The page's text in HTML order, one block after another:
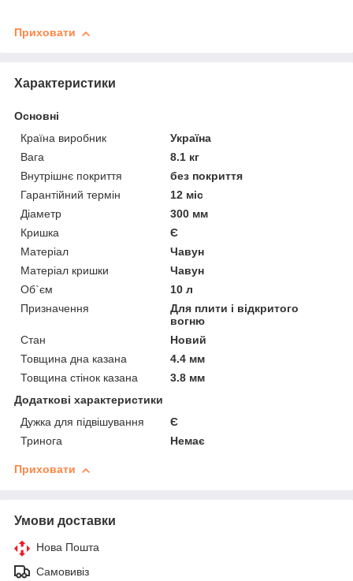
Приховати
Характеристики
Основні
Країна виробник
Україна
Вага
8.1 кг
Внутрішнє покриття
без покриття
Гарантійний термін
12 міс
Діаметр
300 мм
Кришка
Є
Матеріал
Чавун
Матеріал кришки
Чавун
Об`єм
10 л
Призначення
Для плити і відкритого
вогню
Стан
Новий
Товщина дна казана
4.4 мм
Товщина стінок казана
3.8 мм
Додаткові характеристики
Дужка для підвішування
Є
Тринога
Немає
Приховати
Умови доставки
Нова Пошта
Самовивіз